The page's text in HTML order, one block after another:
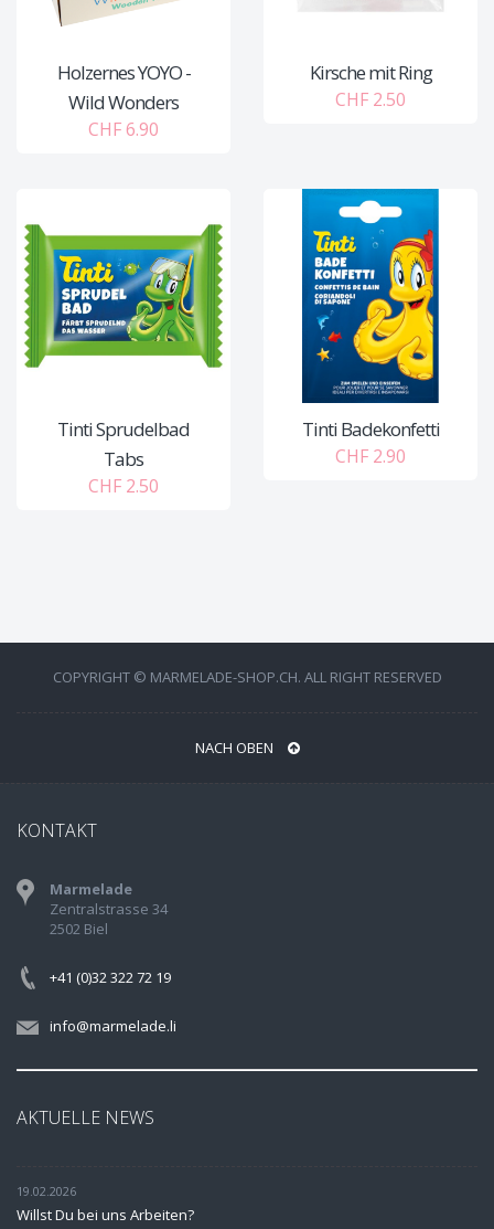
Holzernes YOYO -
Wild Wonders
CHF 6.90
Kirsche mit Ring
CHF 2.50
Tinti Sprudelbad
Tabs
CHF 2.50
Tinti Badekonfetti
CHF 2.90
COPYRIGHT © MARMELADE-SHOP.CH. ALL RIGHT RESERVED
NACH OBEN
KONTAKT
Marmelade
Zentralstrasse 34
2502 Biel
+41 (0)32 322 72 19
info@marmelade.li
AKTUELLE NEWS
19.02.2026
Willst Du bei uns Arbeiten?